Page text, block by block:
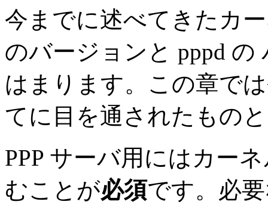
今までに述べてきたカ
のバージョンと pppd
はまります。この章で
てに目を通されたもの
PPP サーバ用にはカー
むことが必須です。必